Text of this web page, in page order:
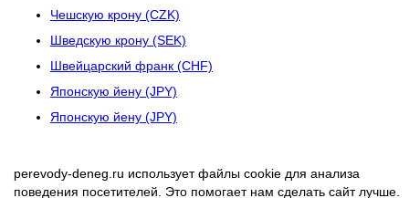
Чешскую крону (CZK)
Шведскую крону (SEK)
Швейцарский франк (CHF)
Японскую йену (JPY)
Японскую йену (JPY)
perevody-deneg.ru использует файлы cookie для анализа
поведения посетителей. Это помогает нам сделать сайт лучше.